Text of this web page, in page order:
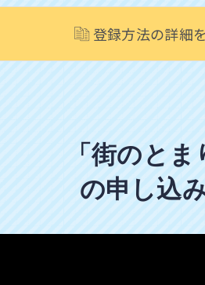
登録方法の詳細
「街のとま
の申し込